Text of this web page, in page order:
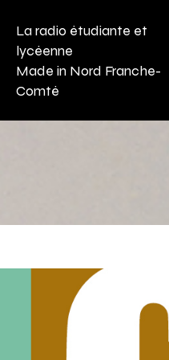
La radio étudiante et
lycéenne
Made in Nord Franche-
Comté